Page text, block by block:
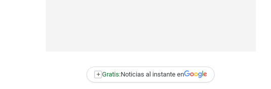
+ Gratis:Noticias al instante en